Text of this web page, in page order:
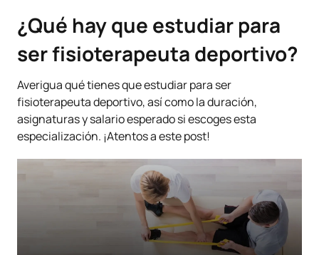
¿Qué hay que estudiar para
ser fisioterapeuta deportivo?
Averigua qué tienes que estudiar para ser
fisioterapeuta deportivo, así como la duración,
asignaturas y salario esperado si escoges esta
especialización. ¡Atentos a este post!